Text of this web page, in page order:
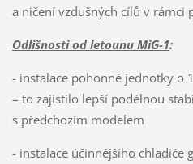
a ničení vzdušných cílů v rámci
Odlišnosti od letounu MiG-1:
- instalace pohonné jednotky o
– to zajistilo lepší podélnou
s předchozím modelem
- instalace účinnějšího chladiče